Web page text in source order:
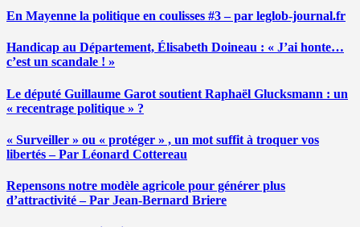
En Mayenne la politique en coulisses #3 – par leglob-journal.fr
Handicap au Département, Élisabeth Doineau : « J’ai honte…
c’est un scandale ! »
Le député Guillaume Garot soutient Raphaël Glucksmann : un
« recentrage politique » ?
« Surveiller » ou « protéger » , un mot suffit à troquer vos
libertés – Par Léonard Cottereau
Repensons notre modèle agricole pour générer plus
d’attractivité – Par Jean-Bernard Briere